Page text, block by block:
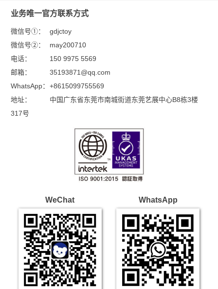
业务唯一官方联系方式
微信号①：
gdjctoy
微信号②：
may200710
电话：
150 9975 5569
邮箱：
35193871@qq.com
WhatsApp： +8615099755569
地址：
中国广东省东莞市南城街道东莞艺展中心B8栋3楼
317号
WeChat WhatsApp